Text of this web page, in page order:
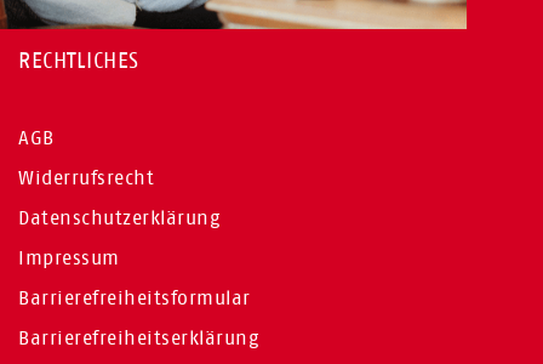
RECHTLICHES
AGB
Widerrufsrecht
Datenschutzerklärung
Impressum
Barrierefreiheitsformular
Barrierefreiheitserklärung